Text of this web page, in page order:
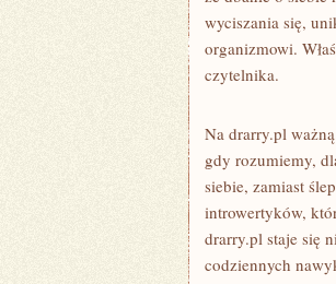
wyciszania się,
organizmowi.
czytelnika.
Na drarry.pl
gdy rozumiemy,
siebie, zamiast
introwertyków,
drarry.pl staje się
codziennych